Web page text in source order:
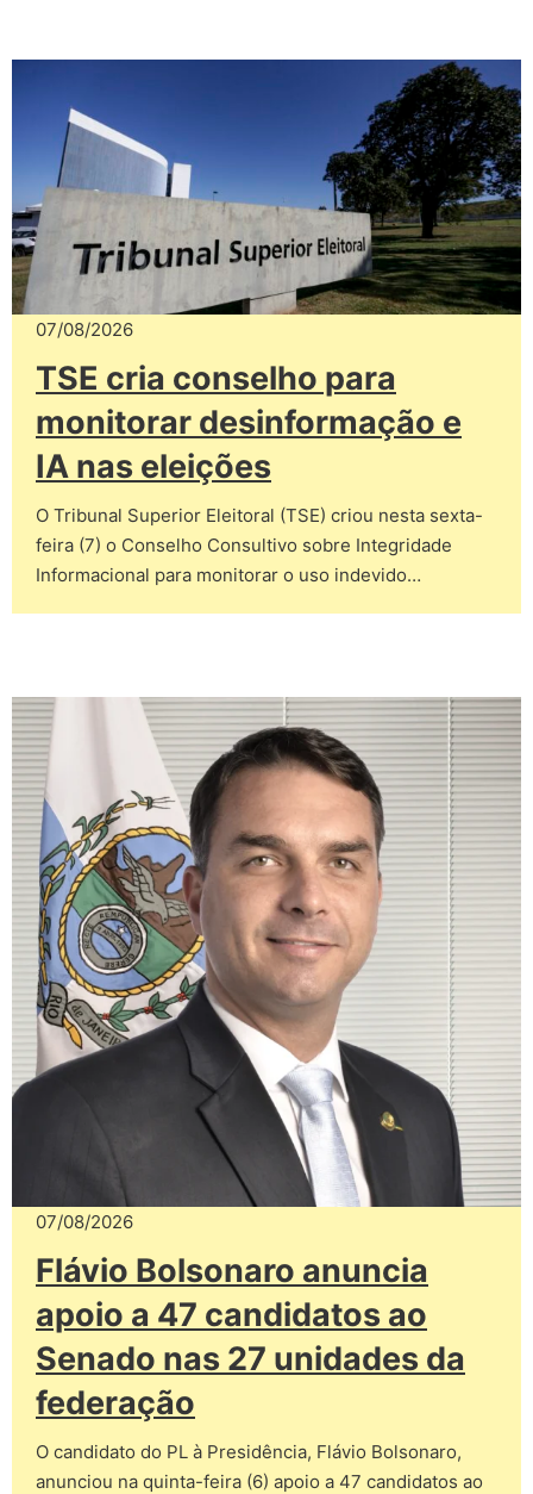
07/08/2026
TSE cria conselho para
monitorar desinformação e
IA nas eleições
O Tribunal Superior Eleitoral (TSE) criou nesta sexta-
feira (7) o Conselho Consultivo sobre Integridade
Informacional para monitorar o uso indevido…
07/08/2026
Flávio Bolsonaro anuncia
apoio a 47 candidatos ao
Senado nas 27 unidades da
federação
O candidato do PL à Presidência, Flávio Bolsonaro,
anunciou na quinta-feira (6) apoio a 47 candidatos ao